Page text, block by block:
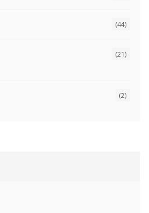
(44)
(21)
(2)